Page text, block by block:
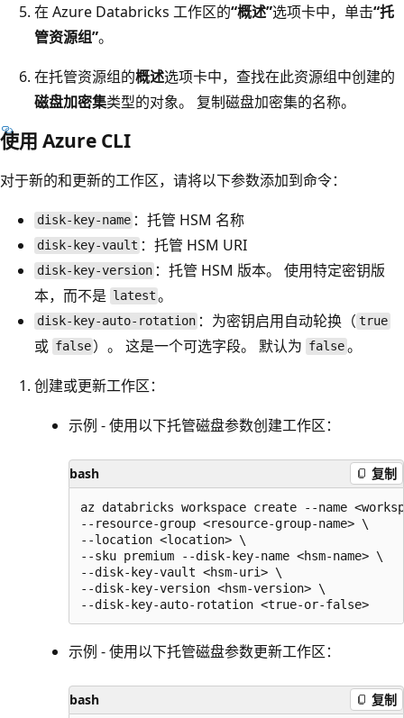
在 Azure Databricks 工作区的“概述”选项卡中，单击“托
管资源组”。
在托管资源组的概述选项卡中，查找在此资源组中创建的
磁盘加密集类型的对象。 复制磁盘加密集的名称。
使用 Azure CLI
对于新的和更新的工作区，请将以下参数添加到命令：
disk-key-name ：托管 HSM 名称
disk-key-vault ：托管 HSM URI
disk-key-version ：托管 HSM 版本。 使用特定密钥版
本，而不是 latest 。
disk-key-auto-rotation ：为密钥启用自动轮换（true
或 false ）。 这是一个可选字段。 默认为 false。
创建或更新工作区：
示例 - 使用以下托管磁盘参数创建工作区：
bash 复制
az databricks workspace create --name
--resource-group <resource-group-name> \
--location <location> \
--sku premium --disk-key-name <hsm-name> \
--disk-key-vault <hsm-uri> \
--disk-key-version <hsm-version> \
示例 - 使用以下托管磁盘参数更新工作区：
bash 复制